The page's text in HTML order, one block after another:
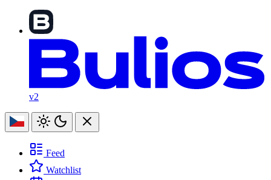
v2
Feed
Watchlist